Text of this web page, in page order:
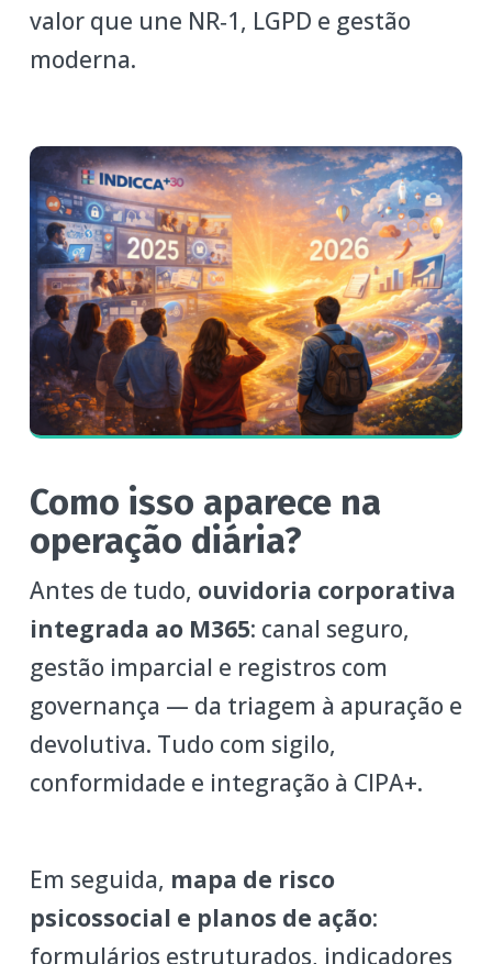
valor que une NR‑1, LGPD e gestão
moderna.
Como isso aparece na
operação diária?
Antes de tudo, ouvidoria corporativa
integrada ao M365: canal seguro,
gestão imparcial e registros com
governança — da triagem à apuração e
devolutiva. Tudo com sigilo,
conformidade e integração à CIPA+.
Em seguida, mapa de risco
psicossocial e planos de ação:
formulários estruturados, indicadores